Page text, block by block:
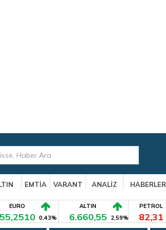
EMTİA VARANT ANALİZ HABERLER
EURO
55,2510 0,43%
ALTIN
6.660,55 2,59%
PETROL
82,31